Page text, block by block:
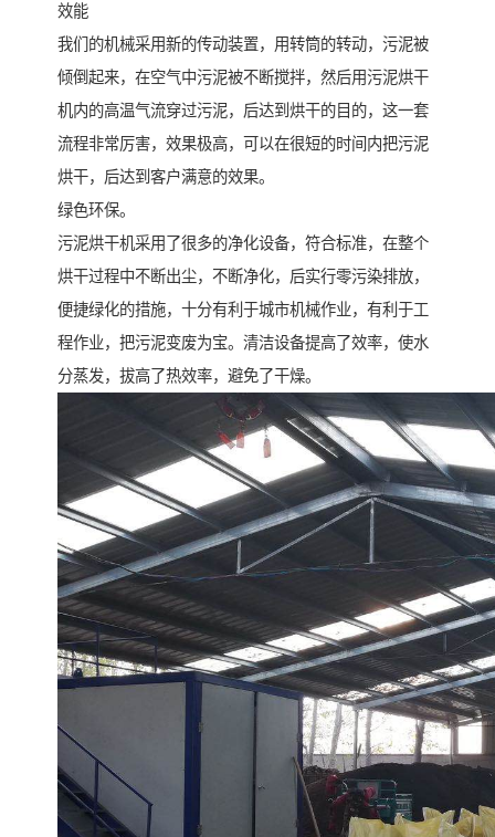
效能
我们的机械采用新的传动装置，用转筒的转动，污泥被
倾倒起来，在空气中污泥被不断搅拌，然后用污泥烘干
机内的高温气流穿过污泥，后达到烘干的目的，这一套
流程非常厉害，效果极高，可以在很短的时间内把污泥
烘干，后达到客户满意的效果。
绿色环保。
污泥烘干机采用了很多的净化设备，符合标准，在整个
烘干过程中不断出尘，不断净化，后实行零污染排放，
便捷绿化的措施，十分有利于城市机械作业，有利于工
程作业，把污泥变废为宝。清洁设备提高了效率，使水
分蒸发，拔高了热效率，避免了干燥。